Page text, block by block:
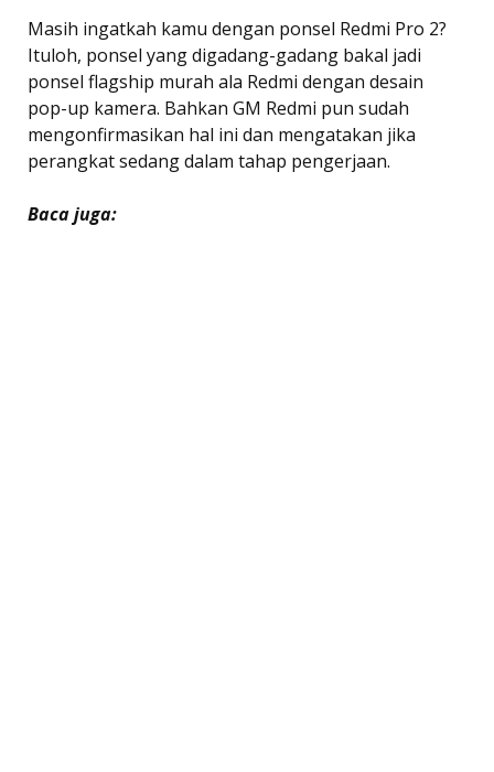
Masih ingatkah kamu dengan ponsel Redmi Pro 2?
Ituloh, ponsel yang digadang-gadang bakal jadi
ponsel flagship murah ala Redmi dengan desain
pop-up kamera. Bahkan GM Redmi pun sudah
mengonfirmasikan hal ini dan mengatakan jika
perangkat sedang dalam tahap pengerjaan.
Baca juga: